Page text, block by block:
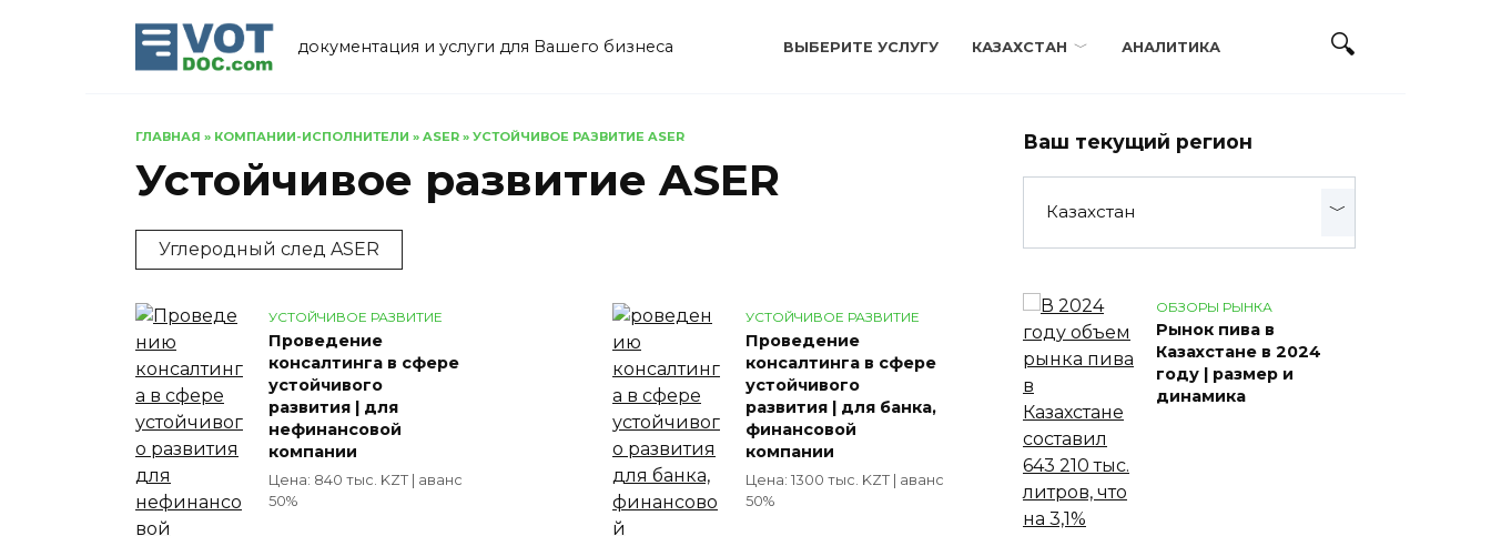
документация и услуги для Вашего бизнеса ВЫБЕРИТЕ УСЛУГУ КАЗАХСТАН АНАЛИТИКА
ГЛАВНАЯ » КОМПАНИИ-ИСПОЛНИТЕЛИ » ASER » УСТОЙЧИВОЕ РАЗВИТИЕ ASER
Устойчивое развитие ASER
Углеродный след ASER
УСТОЙЧИВОЕ РАЗВИТИЕ
Проведение
консалтинга в сфере
устойчивого
развития | для
нефинансовой
компании
Цена: 840 тыс. KZT | аванс
50%
УСТОЙЧИВОЕ РАЗВИТИЕ
Проведение
консалтинга в сфере
устойчивого
развития | для банка,
финансовой
компании
Цена: 1300 тыс. KZT | аванс
50%
Ваш текущий регион
Казахстан
ОБЗОРЫ РЫНКА
Рынок пива в
Казахстане в 2024
году | размер и
динамика